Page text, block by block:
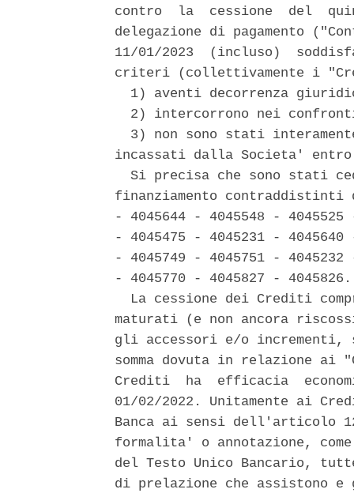
contro  la  cessione  del
delegazione di pagamento
11/01/2023  (incluso)
criteri (collettivamente i
1) aventi decorrenza
2) intercorrono nei
3) non sono stati
incassati dalla Societa'
Si precisa che sono stati
finanziamento contraddistinti
- 4045644 - 4045548 -
- 4045475 - 4045231 -
- 4045749 - 4045751 -
- 4045770 - 4045827 -
La cessione dei Crediti
maturati (e non ancora
gli accessori e/o
somma dovuta in relazione
Crediti  ha  efficacia
01/02/2022. Unitamente ai
Banca ai sensi dell'articolo
formalita' o annotazione,
del Testo Unico Bancario,
di prelazione che assistono e